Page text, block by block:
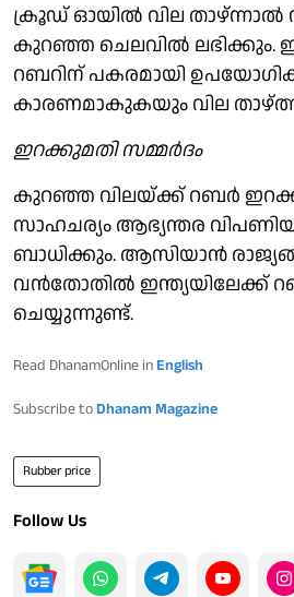
ക്രൂഡ് ഓയില്‍ വില താഴ്ന്നാല്‍
കുറഞ്ഞ ചെലവില്‍ ലഭിക്കും.
റബറിന് പകരമായി
കാരണമാകുകയും വില
ഇറക്കുമതി സമ്മര്‍ദം
കുറഞ്ഞ വിലയ്ക്ക് റബര്‍
സാഹചര്യം ആഭ്യന്തര
ബാധിക്കും. ആസിയാന്‍
വന്‍തോതില്‍ ഇന്ത്യയിലേക്ക്
ചെയ്യുന്നുണ്ട്.
Read DhanamOnline in English
Subscribe to Dhanam Magazine
Rubber price
Follow Us